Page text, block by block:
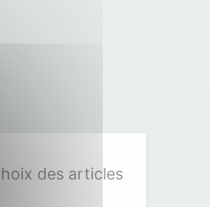
des articles